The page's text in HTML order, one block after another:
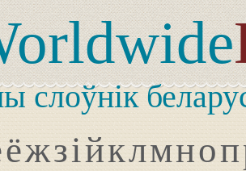
слоўнік
ёжзійклмноп